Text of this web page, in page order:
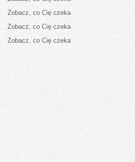
Zobacz, co Cię czeka
Zobacz, co Cię czeka
Zobacz, co Cię czeka